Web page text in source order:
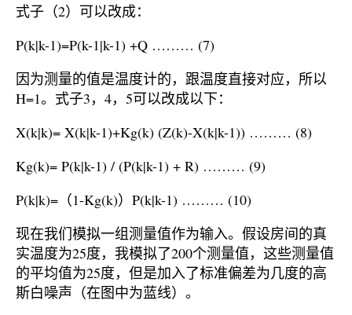
式子（2）可以改成：
P(k|k-1)=P(k-1|k-1) +Q ……… (7)
因为测量的值是温度计的，跟温度直接对应，所以
H=1。式子3，4，5可以改成以下：
X(k|k)= X(k|k-1)+Kg(k) (Z(k)-X(k|k-1)) ……… (8)
Kg(k)= P(k|k-1) / (P(k|k-1) + R) ……… (9)
P(k|k)=（1-Kg(k)）P(k|k-1) ……… (10)
现在我们模拟一组测量值作为输入。假设房间的真
实温度为25度，我模拟了200个测量值，这些测量值
的平均值为25度，但是加入了标准偏差为几度的高
斯白噪声（在图中为蓝线）。